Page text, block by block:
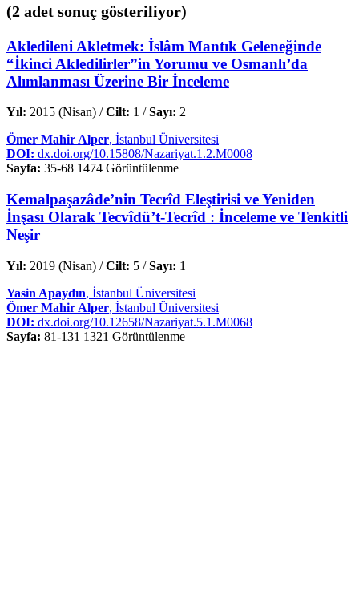
(2 adet sonuç gösteriliyor)
Akledileni Akletmek: İslâm Mantık Geleneğinde
“İkinci Akledilirler”in Yorumu ve Osmanlı’da
Alımlanması Üzerine Bir İnceleme
Yıl: 2015 (Nisan) /Cilt: 1 /Sayı: 2
Ömer Mahir Alper, İstanbul Üniversitesi
DOI: dx.doi.org/10.15808/Nazariyat.1.2.M0008
Sayfa: 35-68 1474 Görüntülenme
Kemalpaşazâde’nin Tecrîd Eleştirisi ve Yeniden
İnşası Olarak Tecvîdü’t-Tecrîd : İnceleme ve Tenkitli
Neşir
Yıl: 2019 (Nisan) /Cilt: 5 /Sayı: 1
Yasin Apaydın, İstanbul Üniversitesi
Ömer Mahir Alper, İstanbul Üniversitesi
DOI: dx.doi.org/10.12658/Nazariyat.5.1.M0068
Sayfa: 81-131 1321 Görüntülenme